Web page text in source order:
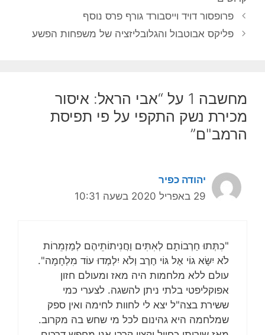
פרופסור דויד וייסבורד גורף פרס נוסף
פליקס אבוטבול והגלובליזציה של משפחות הפשע
מחשבה 1 על “אבי הראל: איסור
מכירת נשק התקפי על פי תפיסת
הרמב"ם”
יהודה כפיר
29 באפריל 2020 בשעה 10:31
"כִתְּתוּ חַרְבוֹתָם לְאִתִּים וַחֲנִיתוֹתֵיהֶם לְמַזְמֵרוֹת
לֹא יִשָּׂא גוֹי אֶל גּוֹי חֶרֶב וְלֹא יִלְמְדוּ עוֹד מִלְחָמָה".
עולם ללא מלחמות היה מאז ומעולם חזון
אפוקליפטי בלתי ניתן להשגה. לצערי כמי
ששירת בצה"ל יצא לי לחוות לחימה ואין ספק
שמלחמה היא גהינום לכל מי שחש בה מקרוב.